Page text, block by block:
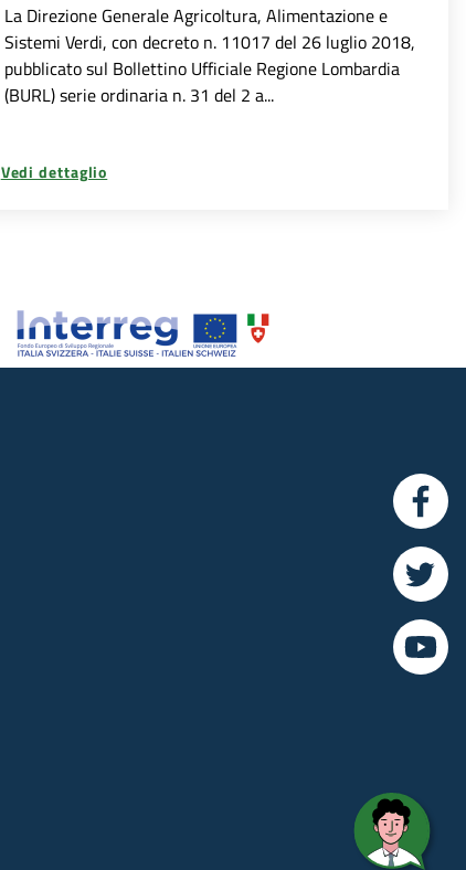
La Direzione Generale Agricoltura, Alimentazione e
Sistemi Verdi, con decreto n. 11017 del 26 luglio 2018,
pubblicato sul Bollettino Ufficiale Regione Lombardia
(BURL) serie ordinaria n. 31 del 2 a...
Vedi dettaglio